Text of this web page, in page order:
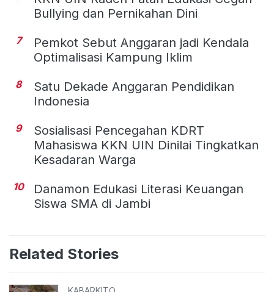
Bullying dan Pernikahan Dini
7
Pemkot Sebut Anggaran jadi Kendala
Optimalisasi Kampung Iklim
8
Satu Dekade Anggaran Pendidikan
Indonesia
9
Sosialisasi Pencegahan KDRT
Mahasiswa KKN UIN Dinilai Tingkatkan
Kesadaran Warga
10
Danamon Edukasi Literasi Keuangan
Siswa SMA di Jambi
Related Stories